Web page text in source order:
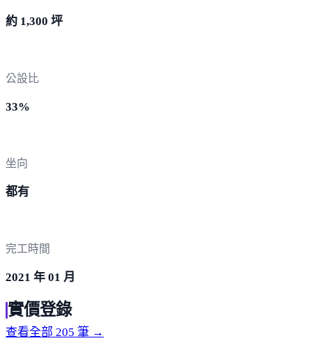
約 1,300 坪
公設比
33%
坐向
都有
完工時間
2021 年 01 月
實價登錄
查看全部 205 筆 →